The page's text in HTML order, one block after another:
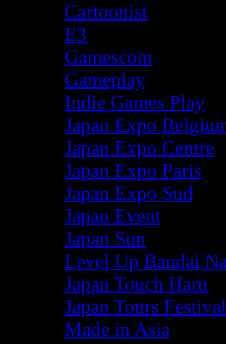
Cartoonist
E3
Gamescom
Gameplay
Indie Games Play
Japan Expo
Japan Expo Centre
Japan Expo Paris
Japan Expo Sud
Japan Event
Japan Sun
Level Up Bandai
Japan Touch Haru
Japan Tours Festival
Made in Asia